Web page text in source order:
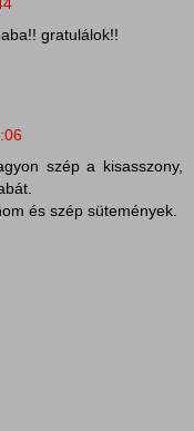
gratulálok!!
szép a kisasszony,
és szép sütemények.